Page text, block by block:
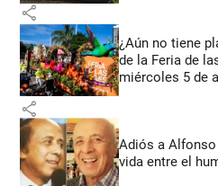
share
¿Aún no tiene
de la Feria de
miércoles 5 de
share
Adiós a
vida entre el